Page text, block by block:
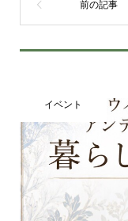
イベント